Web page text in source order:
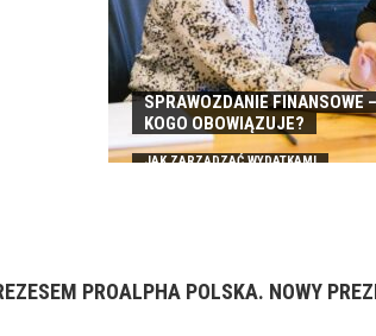
SPRAWOZDANIE FINANSOWE
KOGO OBOWIĄZUJE?
JAK ZARZĄDZAĆ WYDATKAMI
PROALPHA POLSKA. NOWY